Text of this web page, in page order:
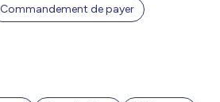
Commandement de payer